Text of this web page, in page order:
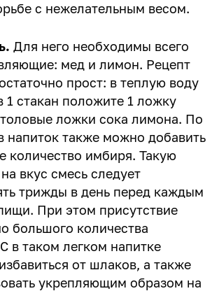
с нежелательным весом.
Для него необходимы всего
мед и лимон. Рецепт
прост: в теплую воду
1 стакан положите 1 ложку
ложки сока лимона. По
напиток также можно добавить
количество имбиря. Такую
вкус смесь следует
трижды в день перед каждым
При этом присутствие
большого количества
в таком легком напитке
от шлаков, а также
укрепляющим образом на